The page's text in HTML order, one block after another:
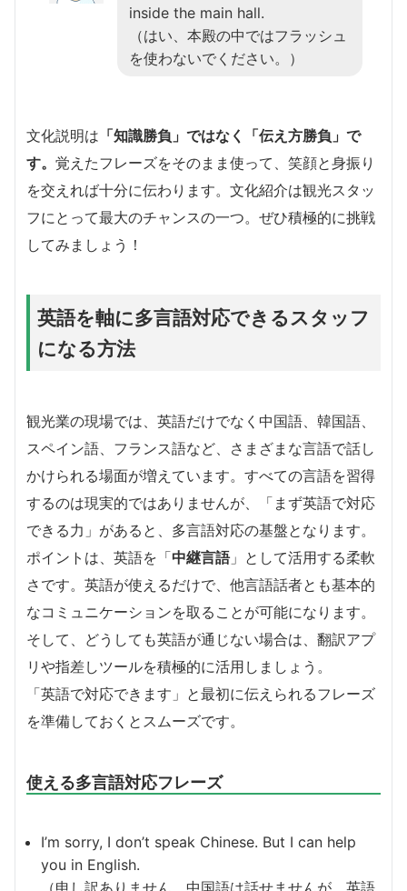
inside the main hall.
（はい、本殿の中ではフラッシュ
を使わないでください。）
文化説明は 「知識勝負」ではなく「伝え方勝負」で
す。 覚えたフレーズをそのまま使って、笑顔と身振り
を交えれば十分に伝わります。文化紹介は観光スタッ
フにとって最大のチャンスの一つ。ぜひ積極的に挑戦
してみましょう！
英語を軸に多言語対応できるスタッフ
になる方法
観光業の現場では、英語だけでなく中国語、韓国語、
スペイン語、フランス語など、さまざまな言語で話し
かけられる場面が増えています。すべての言語を習得
するのは現実的ではありませんが、「まず英語で対応
できる力」があると、多言語対応の基盤となります。
ポイントは、英語を「中継言語」として活用する柔軟
さです。英語が使えるだけで、他言語話者とも基本的
なコミュニケーションを取ることが可能になります。
そして、どうしても英語が通じない場合は、翻訳アプ
リや指差しツールを積極的に活用しましょう。
「英語で対応できます」と最初に伝えられるフレーズ
を準備しておくとスムーズです。
使える多言語対応フレーズ
I’m sorry, I don’t speak Chinese. But I can help
you in English.